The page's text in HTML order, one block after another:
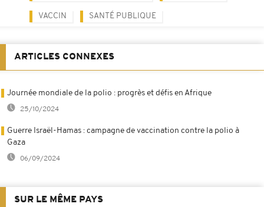
VACCIN SANTÉ PUBLIQUE
ARTICLES CONNEXES
Journée mondiale de la polio : progrès et défis en Afrique
25/10/2024
Guerre Israël-Hamas : campagne de vaccination contre la polio à
Gaza
06/09/2024
SUR LE MÊME PAYS